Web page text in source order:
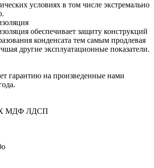
условиях в том числе экстремально
обеспечивает защиту конструкций
конденсата тем самым продлевая
другие эксплуатационные показатели.
гарантию на произведенные нами
МДФ ЛДСП
o